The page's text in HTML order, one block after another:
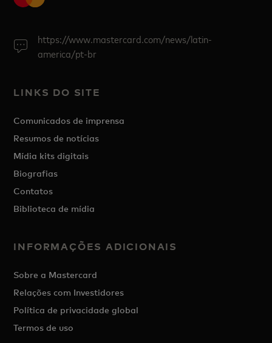
https://www.mastercard.com/news/latin-
america/pt-br
LINKS DO SITE
Comunicados de imprensa
Resumos de notícias
Mídia kits digitais
Biografias
Contatos
Biblioteca de mídia
INFORMAÇÕES ADICIONAIS
Sobre a Mastercard
Relações com Investidores
Política de privacidade global
Termos de uso